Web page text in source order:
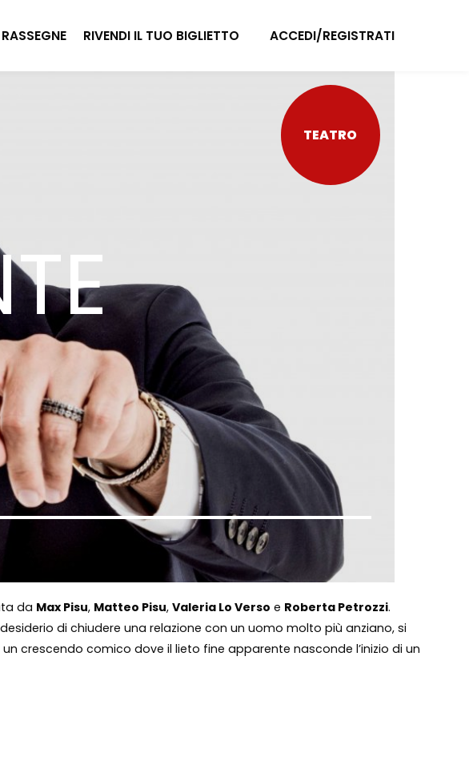
TEATRO
da Max Pisu, Matteo Pisu,Valeria Lo Verso e Roberta Petrozzi.
di chiudere una relazione con un uomo molto più anziano, si
crescendo comico dove il lieto fine apparente nasconde l’inizio di un
RASSEGNE RIVENDI IL TUO BIGLIETTO ACCEDI/REGISTRATI